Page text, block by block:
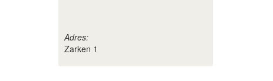
Adres:
Zarken 1